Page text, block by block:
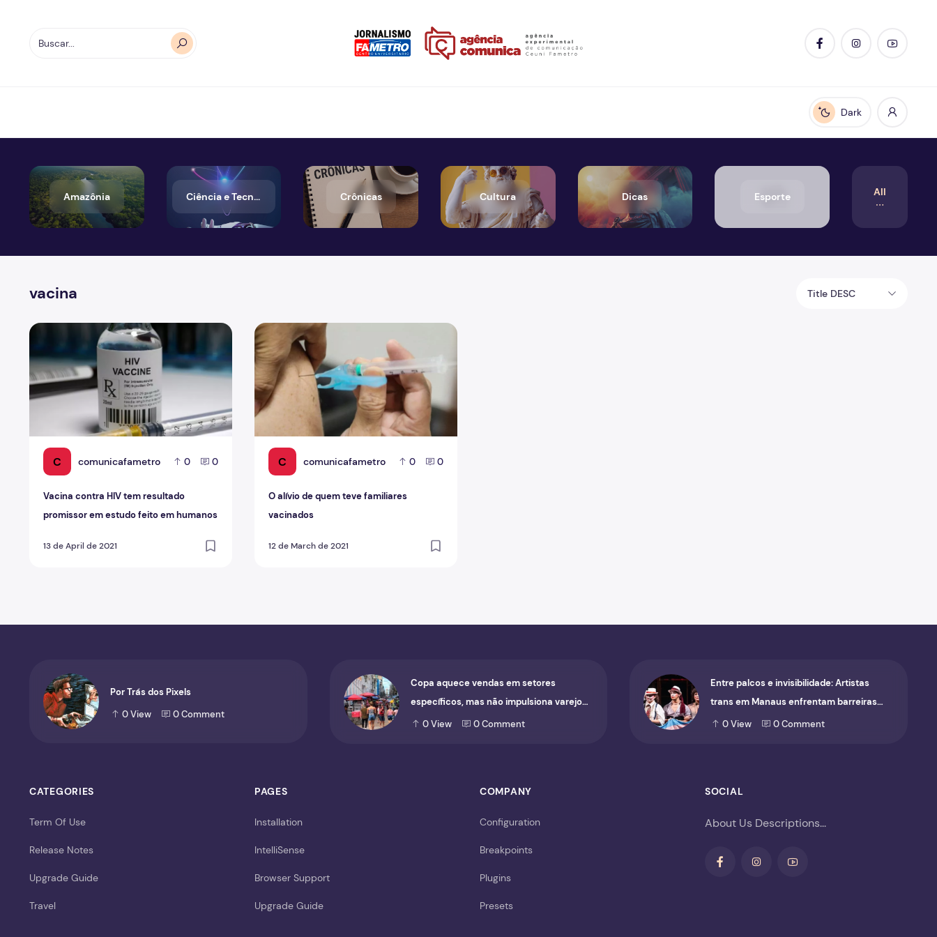
Enable dark mode
Dark
Amazônia Ciência e Tecnologia Crônicas Cultura Dicas Esporte All
vacina Title DESC
C comunicafametro 0 0
Vacina contra HIV tem resultado
promissor em estudo feito em humanos
13 de April de 2021
Vacina contra HIV tem resultado promissor em estudo feito em humanos
C comunicafametro 0 0
O alívio de quem teve familiares
vacinados
12 de March de 2021
O alívio de quem teve familiares vacinados
Por Trás dos Pixels
0View 0Comment
Copa aquece vendas em setores
específicos, mas não impulsiona varejo
de forma geral
0View 0Comment
Entre palcos e invisibilidade: Artistas
trans em Manaus enfrentam barreiras
para ocupar o cenário cultural
0View 0Comment
CATEGORIES
Term Of Use
Release Notes
Upgrade Guide
Travel
PAGES
Installation
IntelliSense
Browser Support
Upgrade Guide
COMPANY
Configuration
Breakpoints
Plugins
Presets
SOCIAL
About Us Descriptions...